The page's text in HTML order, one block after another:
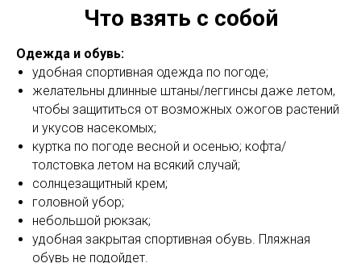
Что взять с собой
Одежда и обувь:
удобная спортивная одежда по погоде;
желательны длинные штаны/леггинсы даже летом,
чтобы защититься от возможных ожогов растений
и укусов насекомых;
куртка по погоде весной и осенью; кофта/
толстовка летом на всякий случай;
солнцезащитный крем;
головной убор;
небольшой рюкзак;
удобная закрытая спортивная обувь. Пляжная
обувь не подойдет.